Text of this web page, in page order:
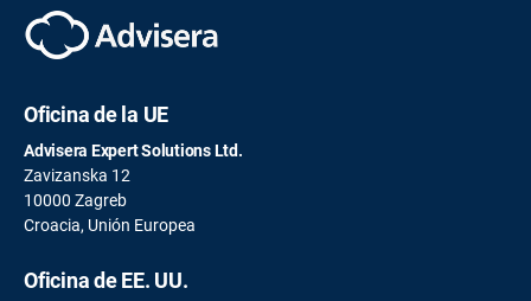
Oficina de la UE
Advisera Expert Solutions Ltd.
Zavizanska 12
10000 Zagreb
Croacia, Unión Europea
Oficina de EE. UU.